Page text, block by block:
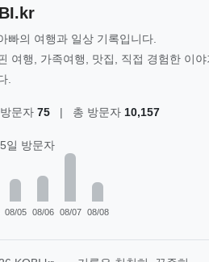
빠의 여행과 일상 기록입니다.
여행, 가족여행, 맛집, 직접 경험한 이야
.
문자 75 | 총 방문자 10,157
일 방문자
08/05 08/06 08/07 08/08